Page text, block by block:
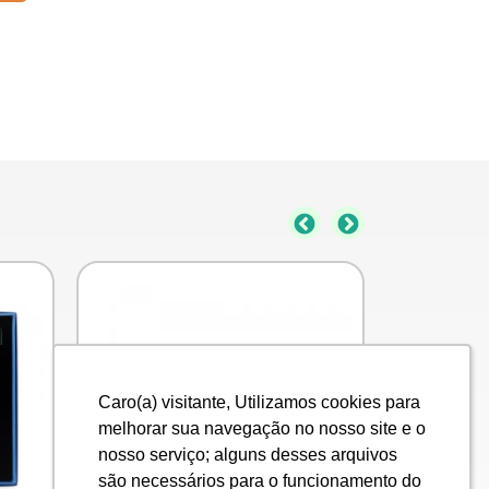
Caro(a) visitante, Utilizamos cookies para
melhorar sua navegação no nosso site e o
nosso serviço; alguns desses arquivos
são necessários para o funcionamento do
Caro(a) visitante, Utilizamos cookies para
melhorar sua navegação no nosso site e o
nosso serviço; alguns desses arquivos
são necessários para o funcionamento do